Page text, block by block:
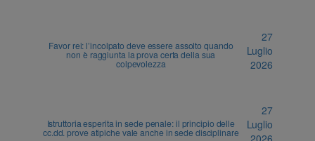
Favor rei: l’incolpato deve essere assolto quando
non è raggiunta la prova certa della sua
colpevolezza
27
Luglio
2026
Istruttoria esperita in sede penale: il principio delle
cc.dd. prove atipiche vale anche in sede disciplinare
27
Luglio
2026